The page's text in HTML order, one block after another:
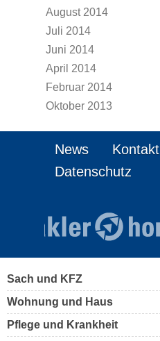
August 2014
Juli 2014
Juni 2014
April 2014
Februar 2014
Oktober 2013
News Kontakt
Datenschutz
Sach und KFZ
Wohnung und Haus
Pflege und Krankheit